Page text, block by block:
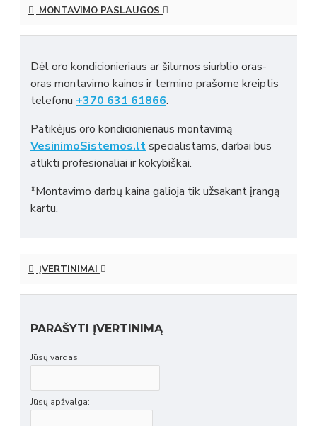
MONTAVIMO PASLAUGOS
Dėl oro kondicionieriaus ar šilumos siurblio oras-
oras montavimo kainos ir termino prašome kreiptis
telefonu +370 631 61866.
Patikėjus oro kondicionieriaus montavimą
VesinimoSistemos.ltspecialistams, darbai bus
atlikti profesionaliai ir kokybiškai.
*Montavimo darbų kaina galioja tik užsakant įrangą
kartu.
ĮVERTINIMAI
PARAŠYTI ĮVERTINIMĄ
Jūsų vardas:
Jūsų apžvalga: